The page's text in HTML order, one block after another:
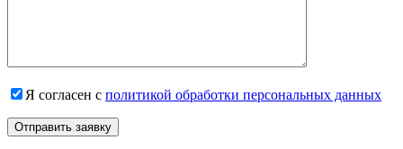
Я согласен с политикой обработки персональных данных